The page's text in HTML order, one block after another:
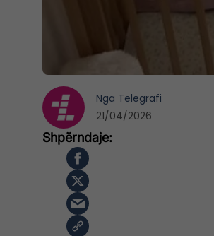
Nga Telegrafi
21/04/2026